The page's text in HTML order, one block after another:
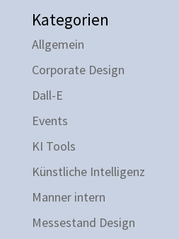
Kategorien
Allgemein
Corporate Design
Dall-E
Events
KI Tools
Künstliche Intelligenz
Manner intern
Messestand Design